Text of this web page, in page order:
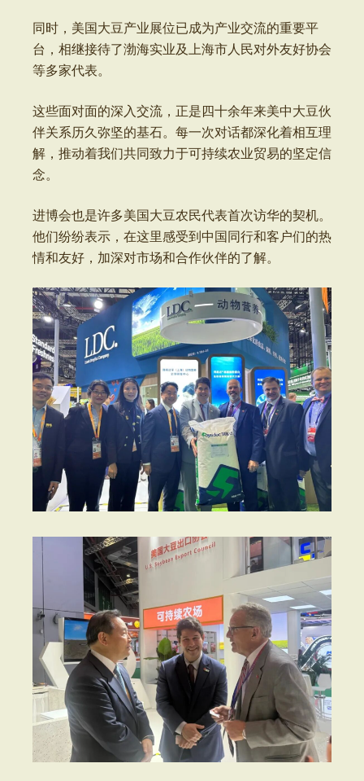
同时，美国大豆产业展位已成为产业交流的重要平
台，相继接待了渤海实业及上海市人民对外友好协会
等多家代表。
这些面对面的深入交流，正是四十余年来美中大豆伙
伴关系历久弥坚的基石。每一次对话都深化着相互理
解，推动着我们共同致力于可持续农业贸易的坚定信
念。
进博会也是许多美国大豆农民代表首次访华的契机。
他们纷纷表示，在这里感受到中国同行和客户们的热
情和友好，加深对市场和合作伙伴的了解。